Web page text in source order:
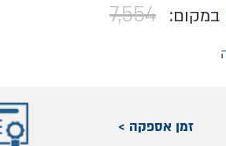
במקום: 7,554
זמן אספקה >